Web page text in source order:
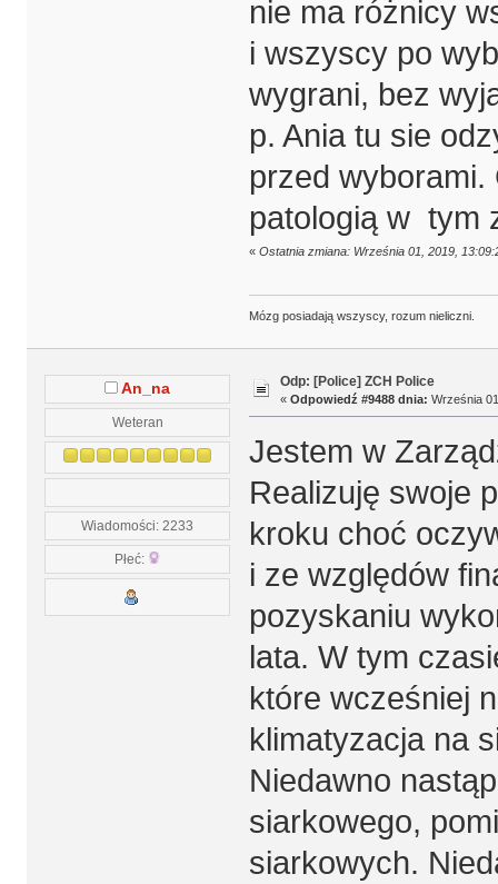
nie ma różnicy
i wszyscy po
wygrani, bez
p. Ania tu sie
przed wyborami.
patologią w tym
« Ostatnia zmiana: Września 01, 2019,
Mózg posiadają wszyscy, rozum nieliczni.
An_na
Weteran
Wiadomości: 2233
Płeć:
Odp: [Police] ZCH Police
« Odpowiedź #9488 dnia: Września
Jestem w
Realizuję swoje
kroku choć
i ze względów
pozyskaniu
lata. W tym
które wcześniej
klimatyzacja na
Niedawno
siarkowego,
siarkowych.